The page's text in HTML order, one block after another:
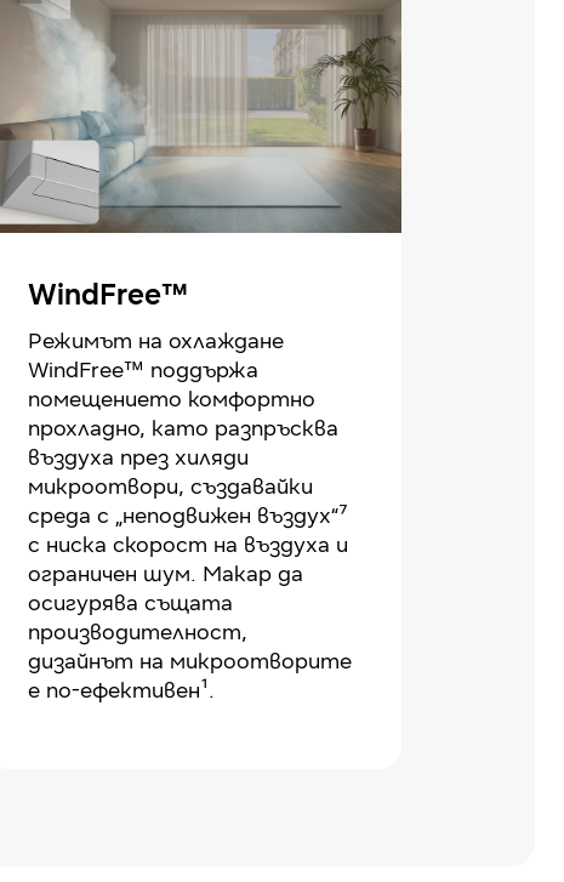
WindFree™
Режимът на охлаждане
WindFree™ поддържа
помещението комфортно
прохладно, като разпръсква
въздуха през хиляди
микроотвори, създавайки
среда с „неподвижен въздух“⁷
с ниска скорост на въздуха и
ограничен шум. Макар да
осигурява същата
производителност,
дизайнът на микроотворите
е по-ефективен¹.